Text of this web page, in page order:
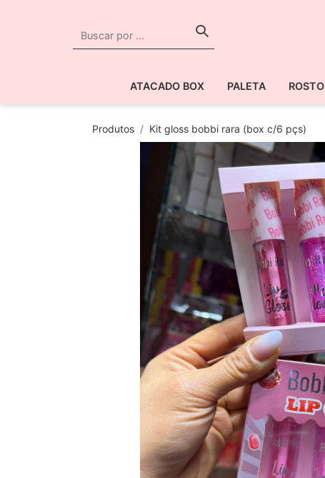
ATACADO BOX PALETA ROSTO
Produtos Kit gloss bobbi rara (box c/6 pçs)